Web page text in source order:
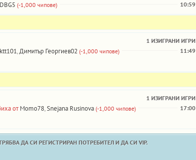
DBG5 (-1,000 чипове) 10:59
1 ИЗИГРАНИ ИГРИ
ktt101,Димитър Георгиев02 (-1,000 чипове) 11:49
1 ИЗИГРАНИ ИГРИ
от Momo78,Snejana Rusinova (-1,000 чипове) 17:00
ДА СИ РЕГИСТРИРАН ПОТРЕБИТЕЛ И ДА СИ VIP.